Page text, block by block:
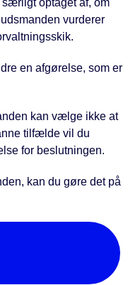
vurderer
en afgørelse, som er
kan vælge ikke at
tilfælde vil du
for beslutningen.
kan du gøre det på